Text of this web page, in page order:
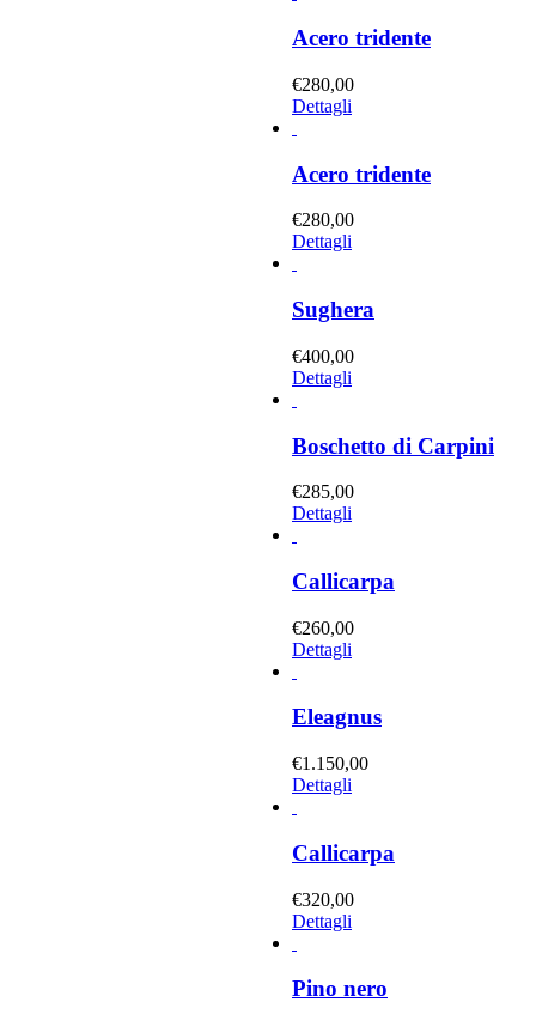
Acero tridente
€280,00
Dettagli
Acero tridente
€280,00
Dettagli
Sughera
€400,00
Dettagli
Boschetto di Carpini
€285,00
Dettagli
Callicarpa
€260,00
Dettagli
Eleagnus
€1.150,00
Dettagli
Callicarpa
€320,00
Dettagli
Pino nero